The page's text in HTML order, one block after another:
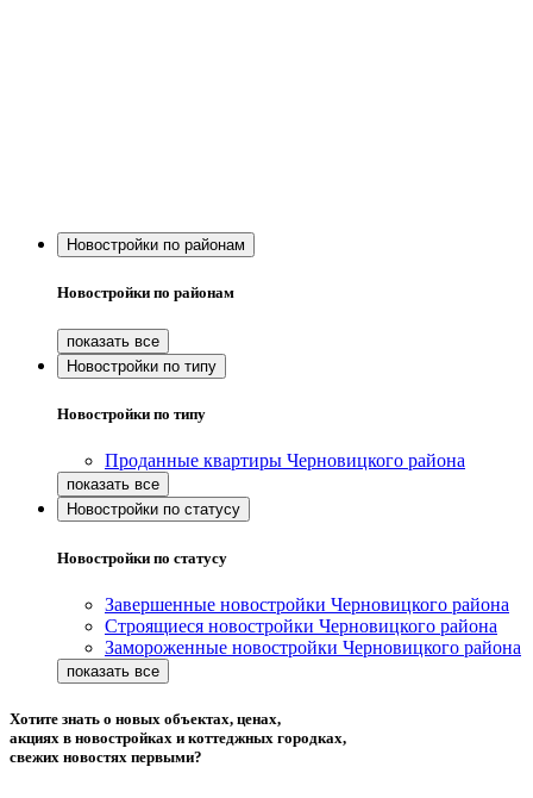
Новостройки по районам
Новостройки по районам
Новостройки по типу
Новостройки по типу
Проданные квартиры Черновицкого района
Новостройки по статусу
Новостройки по статусу
Завершенные новостройки Черновицкого района
Строящиеся новостройки Черновицкого района
Замороженные новостройки Черновицкого района
Хотите знать о новых объектах, ценах,
акциях в новостройках и коттеджных городках,
свежих новостях первыми?